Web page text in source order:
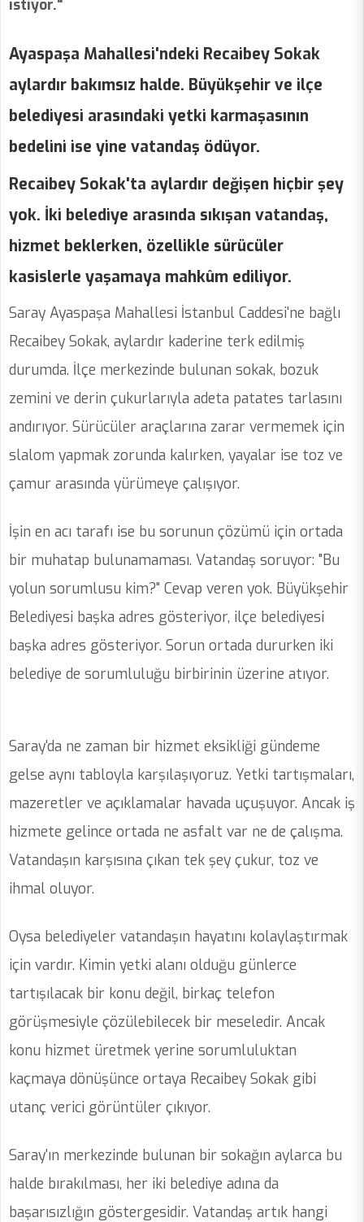
istiyor."
Ayaspaşa Mahallesi'ndeki Recaibey Sokak
aylardır bakımsız halde. Büyükşehir ve ilçe
belediyesi arasındaki yetki karmaşasının
bedelini ise yine vatandaş ödüyor.
Recaibey Sokak'ta aylardır değişen hiçbir şey
yok. İki belediye arasında sıkışan vatandaş,
hizmet beklerken, özellikle sürücüler
kasislerle yaşamaya mahkûm ediliyor.
Saray Ayaspaşa Mahallesi İstanbul Caddesi'ne bağlı
Recaibey Sokak, aylardır kaderine terk edilmiş
durumda. İlçe merkezinde bulunan sokak, bozuk
zemini ve derin çukurlarıyla adeta patates tarlasını
andırıyor. Sürücüler araçlarına zarar vermemek için
slalom yapmak zorunda kalırken, yayalar ise toz ve
çamur arasında yürümeye çalışıyor.
İşin en acı tarafı ise bu sorunun çözümü için ortada
bir muhatap bulunamaması. Vatandaş soruyor: "Bu
yolun sorumlusu kim?" Cevap veren yok. Büyükşehir
Belediyesi başka adres gösteriyor, ilçe belediyesi
başka adres gösteriyor. Sorun ortada dururken iki
belediye de sorumluluğu birbirinin üzerine atıyor.
Saray'da ne zaman bir hizmet eksikliği gündeme
gelse aynı tabloyla karşılaşıyoruz. Yetki tartışmaları,
mazeretler ve açıklamalar havada uçuşuyor. Ancak iş
hizmete gelince ortada ne asfalt var ne de çalışma.
Vatandaşın karşısına çıkan tek şey çukur, toz ve
ihmal oluyor.
Oysa belediyeler vatandaşın hayatını kolaylaştırmak
için vardır. Kimin yetki alanı olduğu günlerce
tartışılacak bir konu değil, birkaç telefon
görüşmesiyle çözülebilecek bir meseledir. Ancak
konu hizmet üretmek yerine sorumluluktan
kaçmaya dönüşünce ortaya Recaibey Sokak gibi
utanç verici görüntüler çıkıyor.
Saray'ın merkezinde bulunan bir sokağın aylarca bu
halde bırakılması, her iki belediye adına da
başarısızlığın göstergesidir. Vatandaş artık hangi